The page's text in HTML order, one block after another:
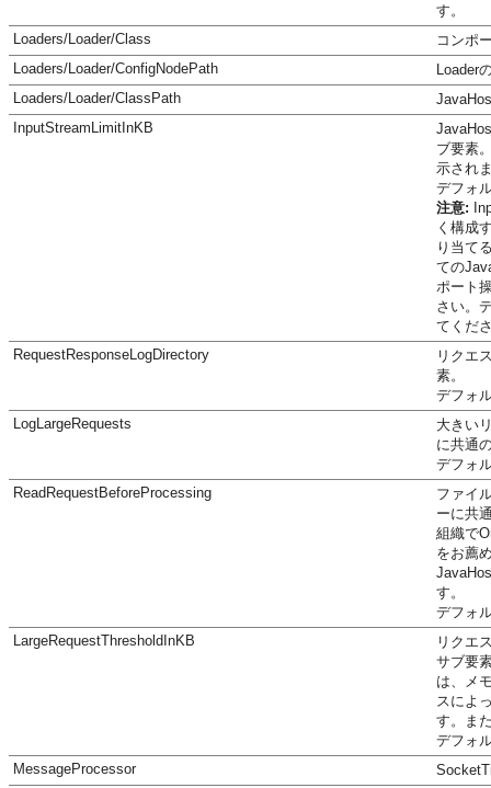
す。
Loaders/Loader/Class
コンポ
Loaders/Loader/ConfigNodePath
Loader
Loaders/Loader/ClassPath
InputStreamLimitInKB
ブ要素
示され
デフォ
注意:
く構成
り当て
ての
ポート
さい。
てくだ
RequestResponseLogDirectory
リクエ
素。
デフォ
LogLargeRequests
大きい
に共通
デフォ
ReadRequestBeforeProcessing
ファイ
ーに共
組織で
をお薦
す。
デフォ
LargeRequestThresholdInKB
リクエ
サブ要
は、メ
スによ
す。ま
デフォ
MessageProcessor